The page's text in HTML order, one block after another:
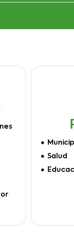
Salud